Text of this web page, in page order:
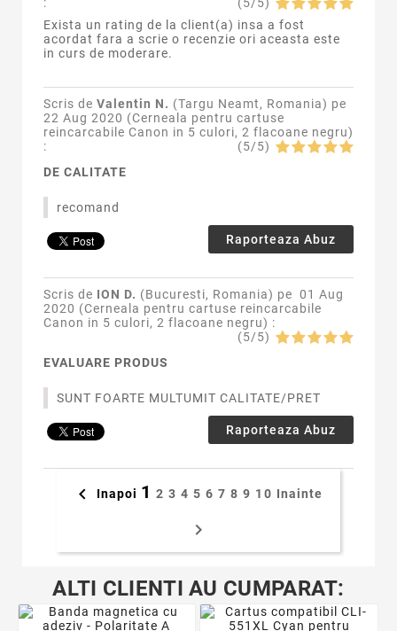
Exista un rating de la client(a) insa a fost
acordat fara a scrie o recenzie ori aceasta este
in curs de moderare.
Scris de Valentin N. (Targu Neamt, Romania) pe
22 Aug 2020 (Cerneala pentru cartuse
reincarcabile Canon in 5 culori, 2 flacoane negru)
:
(5/5)
DE CALITATE
recomand
Raporteaza Abuz
Scris de ION D. (Bucuresti, Romania) pe 01 Aug
2020 (Cerneala pentru cartuse reincarcabile
Canon in 5 culori, 2 flacoane negru) :
(5/5)
EVALUARE PRODUS
SUNT FOARTE MULTUMIT CALITATE/PRET
Raporteaza Abuz
 Inapoi 1 2 3 4 5 6 7 8 9 10 Inainte

ALTI CLIENTI AU CUMPARAT: